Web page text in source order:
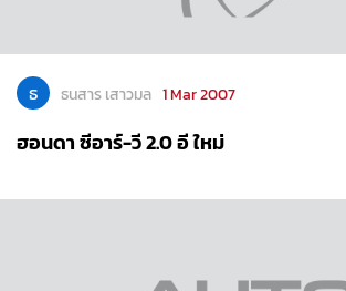
ธ ธนสาร เสาวมล 1 Mar 2007
ฮอนดา ซีอาร์-วี 2.0 อี ใหม่